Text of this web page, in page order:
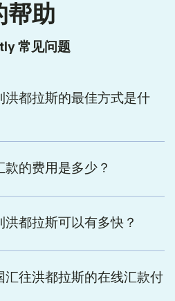
帮助
常见问题
洪都拉斯的最佳方式是什
款的费用是多少？
洪都拉斯可以有多快？
汇往洪都拉斯的在线汇款付